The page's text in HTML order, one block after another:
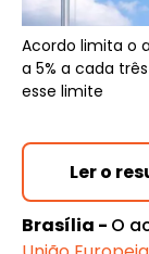
Acordo limita o
a 5% a cada
esse limite
Ler o
Brasília - O